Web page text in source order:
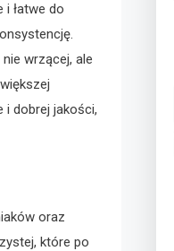
łatwe do
wrzącej, ale
i dobrej jakości,
oraz
które po